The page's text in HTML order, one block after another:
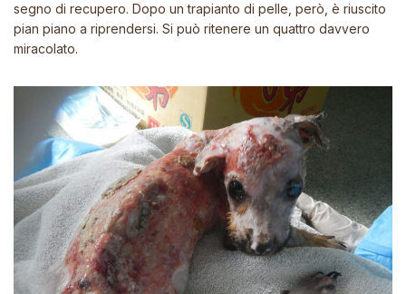
segno di recupero. Dopo un trapianto di pelle, però, è riuscito
pian piano a riprendersi. Si può ritenere un quattro davvero
miracolato.